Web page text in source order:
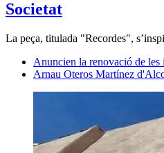
Societat
La peça, titulada "Recordes",
Anuncien la renovació de les
Arnau Oteros Martínez